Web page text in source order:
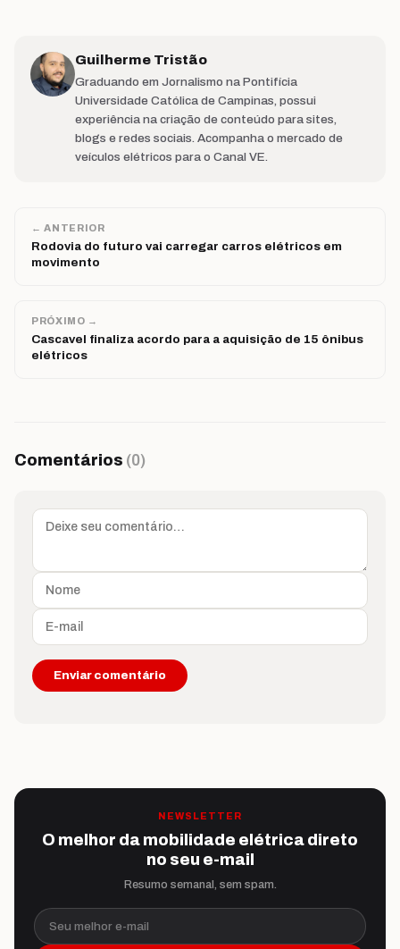
Guilherme Tristão
Graduando em Jornalismo na Pontifícia
Universidade Católica de Campinas, possui
experiência na criação de conteúdo para sites,
blogs e redes sociais. Acompanha o mercado de
veículos elétricos para o Canal VE.
← ANTERIOR
Rodovia do futuro vai carregar carros elétricos em
movimento
PRÓXIMO →
Cascavel finaliza acordo para a aquisição de 15 ônibus
elétricos
Comentários (0)
NEWSLETTER
O melhor da mobilidade elétrica direto
no seu e-mail
Resumo semanal, sem spam.
Seu melhor e-mail